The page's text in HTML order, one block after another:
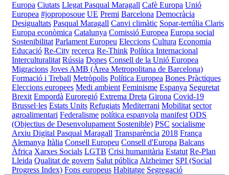
Europa Ciutats Llegat Pasqual Maragall Cafè Europa Unió
Europea #joproposoue UE Premi Barcelona Democràcia
Desigualtats Pasqual Maragall Canvi climàtic Sopar-tertúlia Claris
Europa econòmica Catalunya Comissió Europea Europa social
Sostenibilitat Parlament Europeu Eleccions Cultura Economia
Educació Re-City recerca Re-Think Política Internacional
Interculturalitat Rússia Dones Consell de la Unió Europea
Migracions Joves AMB (Àrea Metropolitana de Barcelona)
Formació i Treball Metròpolis Política Europea Bones Pràctiques
Eleccions europees Medi ambient Feminisme Espanya Seguretat
Brexit Empordà Euroregió Extrema Dreta Girona Covid-19
Brussel·les Estats Units Refugiats Mediterrani Mobilitat sector
agroalimentari Federalisme política espanyola manifest ODS
(Objectius de Desenvolupament Sostenible) PSC socialisme
Arxiu Digital Pasqual Maragall Transparència 2018 França
Alemanya Itàlia Consell Europeu Consell d'Europa Balcans
Àfrica Xarxes Socials LGTB Crisi humanitària Estatut Re-Plan
Lleida Qualitat de govern Salut pública Alzheimer SPI (Social
Progress Index) Fons europeus Habitatge Segregació